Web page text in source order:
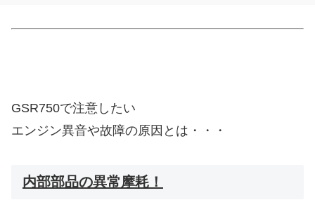
GSR750で注意したい
エンジン異音や故障の原因とは・・・
内部部品の異常摩耗！